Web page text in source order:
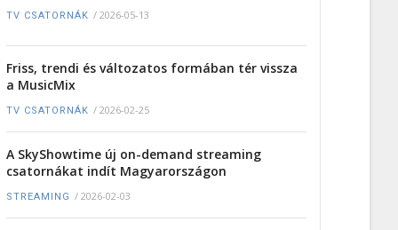
TV CSATORNÁK / 2026-05-13
Friss, trendi és változatos formában tér vissza
a MusicMix
TV CSATORNÁK / 2026-02-25
A SkyShowtime új on-demand streaming
csatornákat indít Magyarországon
STREAMING / 2026-02-03